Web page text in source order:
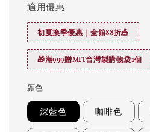
適用優惠
初夏換季優惠｜全館88折🎪
🎁滿999贈MIT台灣製購物袋1個
顏色
深藍色 咖啡色